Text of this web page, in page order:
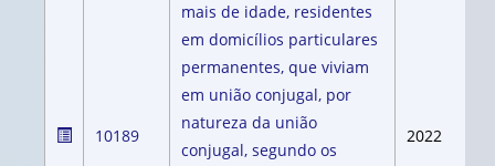
10189
mais de idade, residentes
em domicílios particulares
permanentes, que viviam
em união conjugal, por
natureza da união
conjugal, segundo os
2022